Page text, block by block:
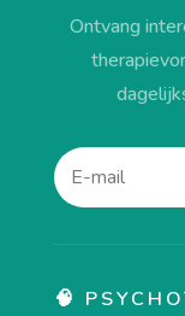
Ontvang
🧠